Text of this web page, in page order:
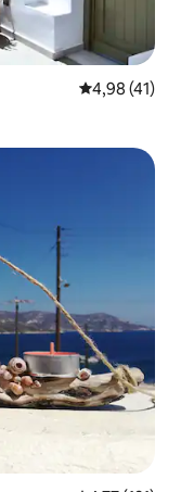
Vlerësimi
4,98 (41)